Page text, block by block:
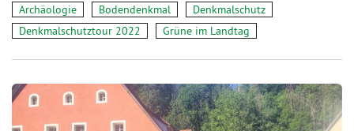
Archäologie Bodendenkmal
Denkmalschutz
Denkmalschutztour 2022
Grüne im Landtag